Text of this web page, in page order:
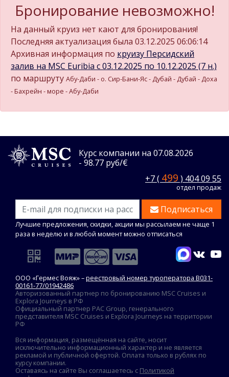
Бронирование невозможно!
На данный круиз нет кают для бронирования!
Последняя актуализация была 03.12.2025 06:06:14
Архивная информация по круизу Персидский
залив на MSC Euribia c 03.12.2025 по 10.12.2025 (7 н.)
по маршруту Абу-Даби - о. Сир-Бани-Яс - Дубай - Дубай - Доха
- Бахрейн - море - Абу-Даби
Курс компании на 07.08.2026
- 98.77 руб/€
+7 ( 499 ) 404 09 55
отдел продаж
Подписаться
Лучшие предложения, скидки, акции мы рассылаем не чаще 1
раза в неделю и в любой момент можно отписаться
ООО «Гермес Вояж» –реестровый номер туроператора В031-
00161-77/01942486
Авторизованный партнер по бронированию MSC Cruises и
Explora Journeys в РФ
Официальный партнер PAC Group, генерального
представителя MSC Cruises и Explora Journeys на территории
РФ
Вся информация, размещённая на сайте, носит
исключительно информационный характер и не является
рекламой и публичной офертой. Оплата только в рублях по
курсу компании.
Оставаясь на сайте Вы соглашаетесь с Политикой